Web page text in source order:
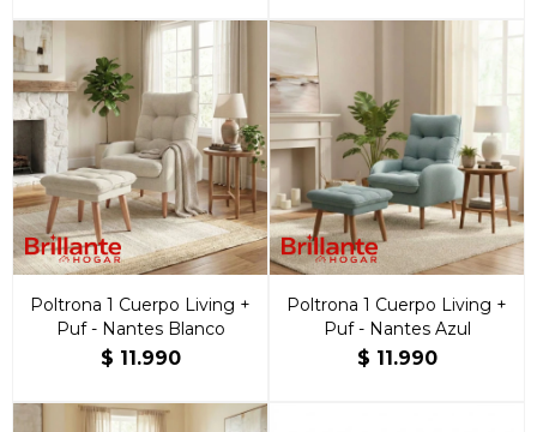
Poltrona 1 Cuerpo Living +
Puf - Nantes Blanco
$ 11.990
Poltrona 1 Cuerpo Living +
Puf - Nantes Azul
$ 11.990